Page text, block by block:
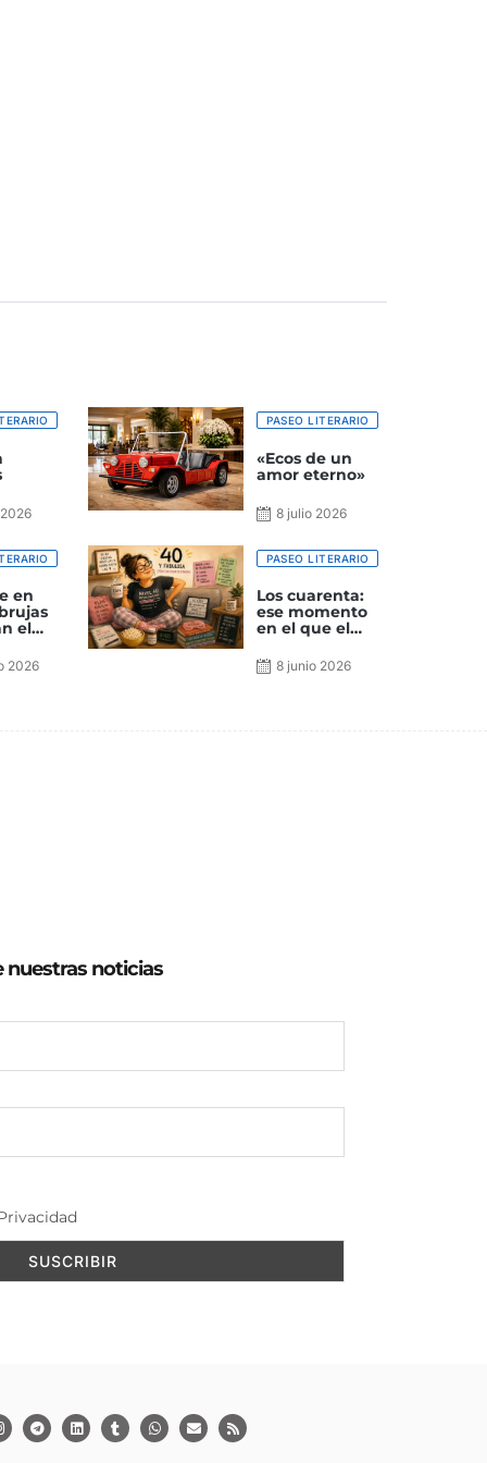
PASEO LITERARIO
«Ecos de un
amor eterno»
8 julio 2026
en
el
2026
PASEO LITERARIO
Los cuarenta:
ese momento
en el que el
actualiza sin
pedir permiso
8 junio 2026
nuestras noticias